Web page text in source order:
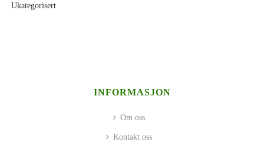
Ukategorisert
INFORMASJON
Om oss
Kontakt oss